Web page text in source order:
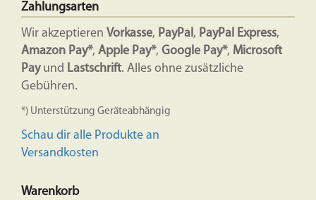
Zahlungsarten
Wir akzeptieren Vorkasse, PayPal, PayPal Express,
Amazon Pay*, Apple Pay*, Google Pay*, Microsoft
Payund Lastschrift. Alles ohne zusätzliche
Gebühren.
*) Unterstützung Geräteabhängig
Schau dir alle Produkte an
Versandkosten
Warenkorb